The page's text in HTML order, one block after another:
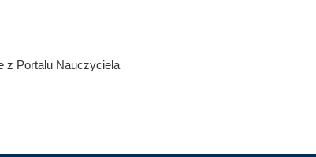
z Portalu Nauczyciela